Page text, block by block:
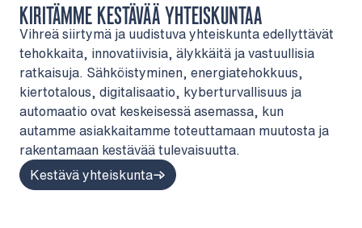
KIRITÄMME KESTÄVÄÄ YHTEISKUNTAA
Vihreä siirtymä ja uudistuva yhteiskunta edellyttävät
tehokkaita, innovatiivisia, älykkäitä ja vastuullisia
ratkaisuja. Sähköistyminen, energiatehokkuus,
kiertotalous, digitalisaatio, kyberturvallisuus ja
automaatio ovat keskeisessä asemassa, kun
autamme asiakkaitamme toteuttamaan muutosta ja
rakentamaan kestävää tulevaisuutta.
Kestävä yhteiskunta